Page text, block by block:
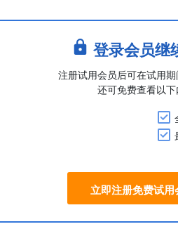
登录会员继
注册试用会员后可在试用期
还可免费查看以下
立即注册免费试用